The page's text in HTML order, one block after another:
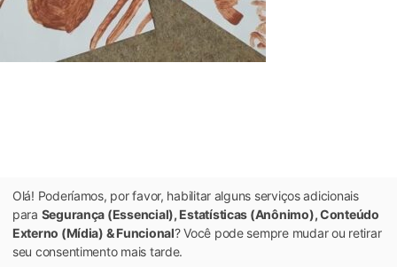
Olá! Poderíamos, por favor, habilitar alguns serviços adicionais
para Segurança (Essencial), Estatísticas (Anônimo), Conteúdo
Externo (Mídia) & Funcional? Você pode sempre mudar ou retirar
seu consentimento mais tarde.